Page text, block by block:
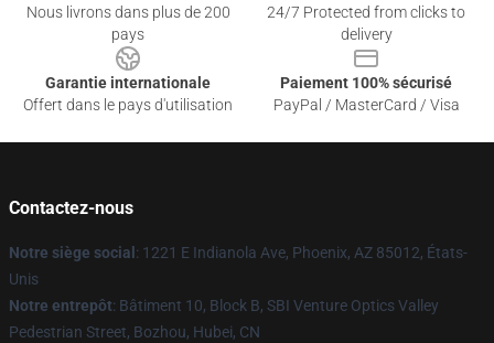
Nous livrons dans plus de 200
pays
24/7 Protected from clicks to
delivery
Garantie internationale
Offert dans le pays d'utilisation
Paiement 100% sécurisé
PayPal / MasterCard / Visa
Contactez-nous
Notre siège social : 1221 E Indianola Ave, Phoenix, AZ 85012, États-
Unis
Notre entrepôt: Bâtiment 10, Block B, SBI Venture Optics Valley
Pedestrian Street, Bozhou, Hubei, CN